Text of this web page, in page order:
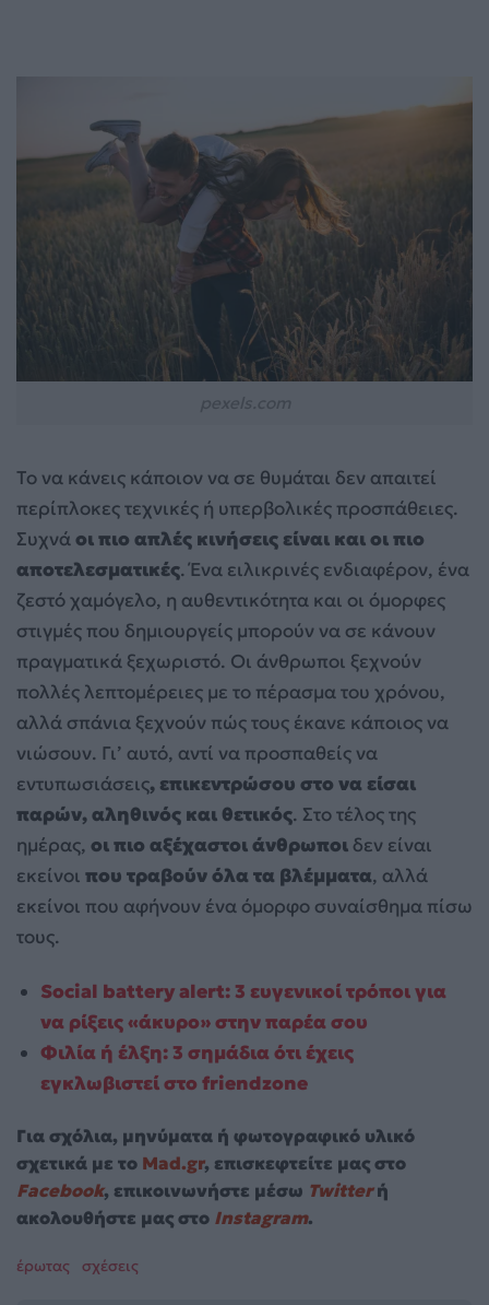
Το να κάνεις κάποιον να σε θυμάται δεν απαιτεί
περίπλοκες τεχνικές ή υπερβολικές προσπάθειες.
Συχνάοι πιο απλές κινήσεις είναι και οι πιο
αποτελεσματικές. Ένα ειλικρινές ενδιαφέρον, ένα
ζεστό χαμόγελο, η αυθεντικότητα και οι όμορφες
στιγμές που δημιουργείς μπορούν να σε κάνουν
πραγματικά ξεχωριστό. Οι άνθρωποι ξεχνούν
πολλές λεπτομέρειες με το πέρασμα του χρόνου,
αλλά σπάνια ξεχνούν πώς τους έκανε κάποιος να
νιώσουν. Γι’ αυτό, αντί να προσπαθείς να
εντυπωσιάσεις, επικεντρώσου στο να είσαι
παρών, αληθινός και θετικός. Στο τέλος της
ημέρας, οι πιο αξέχαστοι άνθρωποι δεν είναι
εκείνοι που τραβούν όλα τα βλέμματα, αλλά
εκείνοι που αφήνουν ένα όμορφο συναίσθημα πίσω
τους.
Social battery alert: 3 ευγενικοί τρόποι για
να ρίξεις «άκυρο» στην παρέα σου
Φιλία ή έλξη: 3 σημάδια ότι έχεις
εγκλωβιστεί στο friendzone
Για σχόλια, μηνύματα ή φωτογραφικό υλικό
σχετικά με το Mad.gr, επισκεφτείτε μας στο
Facebook, επικοινωνήστε μέσω Twitterή
ακολουθήστε μας στο Instagram.
έρωτας σχέσεις